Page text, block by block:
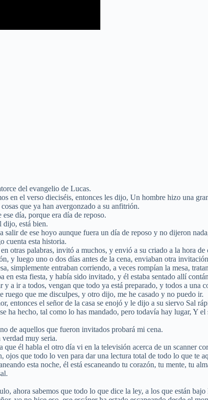
del evangelio de Lucas.
en el verso dieciséis, entonces les dijo, Un hombre hizo una
que ya han avergonzado a su anfitrión.
día, porque era día de reposo.
dijo, está bien.
salir de ese hoyo aunque fuera un día de reposo y no dijeron
cuenta esta historia.
otras palabras, invitó a muchos, y envió a su criado a la hora
y luego uno o dos días antes de la cena, enviaban otra
simplemente entraban corriendo, a veces rompían la mesa,
en esta fiesta, y había sido invitado, y él estaba sentado allí
y a ir a todos, vengan que todo ya está preparado, y todos a
que me disculpes, y otro dijo, me he casado y no puedo ir.
entonces el señor de la casa se enojó y le dijo a su siervo Sal
ha hecho, tal como lo has mandado, pero todavía hay lugar, Y
de aquellos que fueron invitados probará mi cena.
muy seria.
que él habla el otro día vi en la televisión acerca de un
ojos que todo lo ven para dar una lectura total de todo lo que te
esta noche, él está escaneando tu corazón, tu mente, tu
ahora sabemos que todo lo que dice la ley, a los que están